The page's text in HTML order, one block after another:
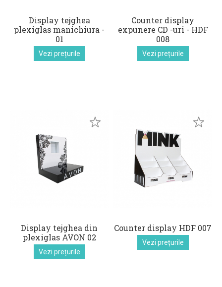
Display tejghea
plexiglas manichiura -
01
Vezi prețurile
Counter display
expunere CD -uri - HDF
008
Vezi prețurile
Display tejghea din
plexiglas AVON 02
Vezi prețurile
Counter display HDF 007
Vezi prețurile